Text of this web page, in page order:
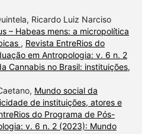
Ricardo Luiz Narciso
– Habeas mens: a micropolítica
, Revista EntreRios do
em Antropologia: v. 6 n. 2
Cannabis no Brasil: instituições,
Mundo social da
de instituições, atores e
do Programa de Pós-
v. 6 n. 2 (2023): Mundo